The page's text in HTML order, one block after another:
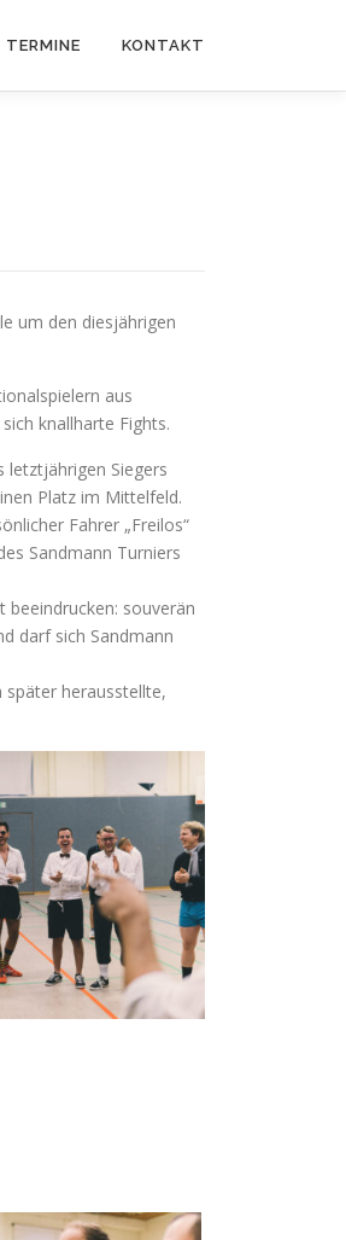
TERMINE KONTAKT
um den diesjährigen
aus
knallharte Fights.
letztjährigen Siegers
Platz im Mittelfeld.
Fahrer „Freilos“
Sandmann Turniers
souverän
darf sich Sandmann
später herausstellte,